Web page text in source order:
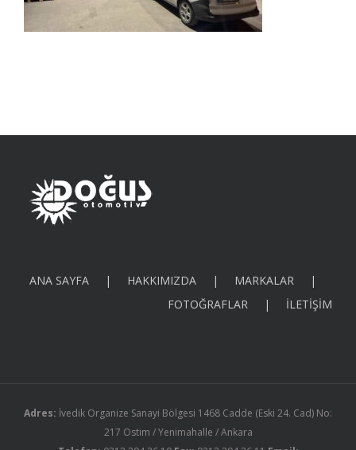
ANA SAYFA HAKKIMIZDA
MARKALAR
FOTOĞRAFLAR
İLETİŞİM
Adres: İvedik Organize Sanayi Bölgesi 1468 Cadde (Eski 24. Cad) No:
217 Ostim / Yenimahalle / Ankara